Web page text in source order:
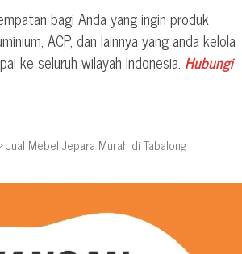
bagi Anda yang ingin produk
ACP, dan lainnya yang anda kelola
ke seluruh wilayah Indonesia. Hubungi
Jual Mebel Jepara Murah di Tabalong